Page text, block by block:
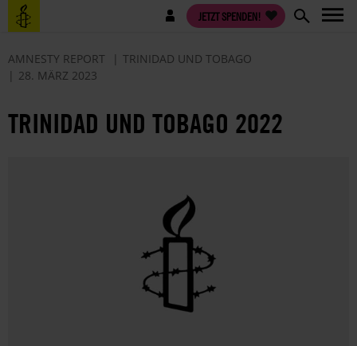
Direkt
zum
Benutzermenü JETZT SPENDEN!
AMNESTY REPORT
TRINIDAD UND TOBAGO
28. MÄRZ 2023
TRINIDAD UND TOBAGO 2022